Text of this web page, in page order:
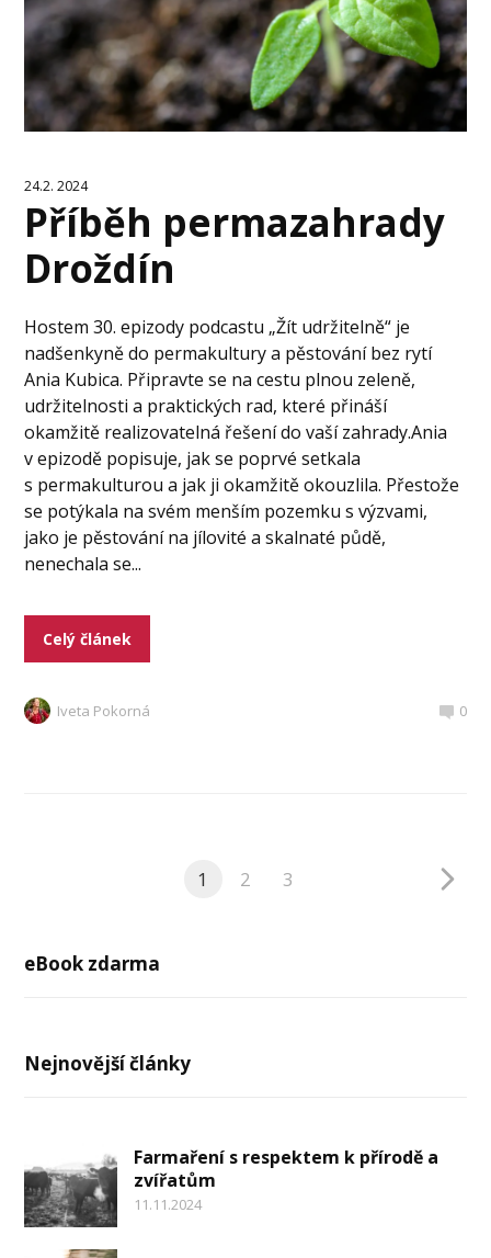
24.2. 2024
Příběh permazahrady
Droždín
Hostem 30. epizody podcastu „Žít udržitelně“ je
nadšenkyně do permakultury a pěstování bez rytí
Ania Kubica. Připravte se na cestu plnou zeleně,
udržitelnosti a praktických rad, které přináší
okamžitě realizovatelná řešení do vaší zahrady.Ania
v epizodě popisuje, jak se poprvé setkala
s permakulturou a jak ji okamžitě okouzlila. Přestože
se potýkala na svém menším pozemku s výzvami,
jako je pěstování na jílovité a skalnaté půdě,
nenechala se...
Celý článek
Iveta Pokorná 0
1 2 3
eBook zdarma
Nejnovější články
Farmaření s respektem k přírodě a
zvířatům
11.11.2024